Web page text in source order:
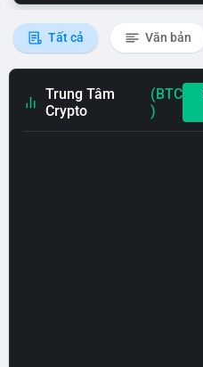
Tất cả Văn bản
Trung Tâm
Crypto
(BTC
)